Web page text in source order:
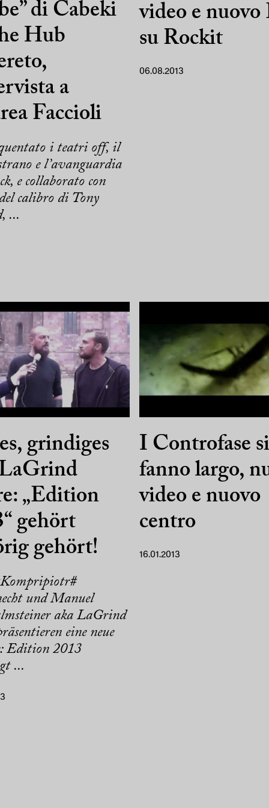
di Cabeki
Hub
a
Faccioli
i teatri off, il
e l’avanguardia
e collaborato con
calibro di Tony
...
video e nuovo
su Rockit
06.08.2013
grindiges
„Edition
gehört
gehört!
und Manuel
aka LaGrind
eine neue
Edition 2013
...
I Controfase si
fanno largo,
video e nuovo
centro
16.01.2013